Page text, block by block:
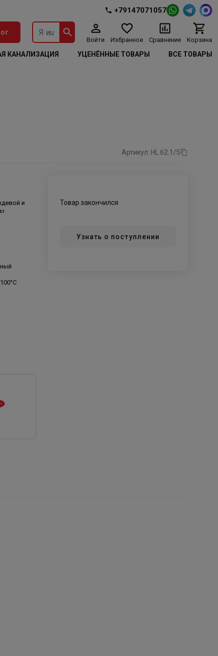
+79147071057
Войти Избранное Сравнение Корзина
КАНАЛИЗАЦИЯ УЦЕНЁННЫЕ ТОВАРЫ ВСЕ ТОВАРЫ
Артикул: HL 62.1/5
и
Товар закончился
Узнать о поступлении